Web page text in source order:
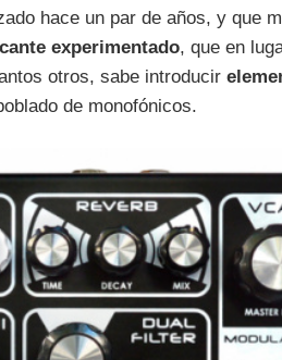
hace un par de años, y que
experimentado, que en
otros, sabe introducir
de monofónicos.